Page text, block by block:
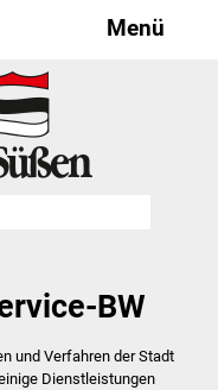
Menü
BW
und Verfahren der Stadt
Dienstleistungen